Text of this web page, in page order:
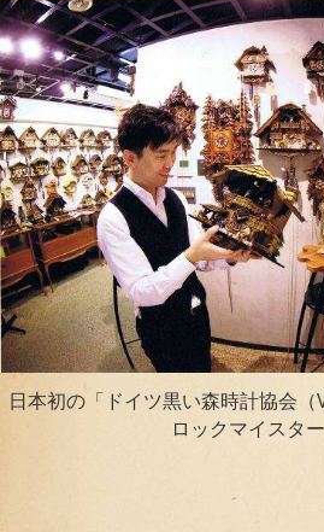
日本初の「ドイツ黒い森時計協会
ロックマイスタ